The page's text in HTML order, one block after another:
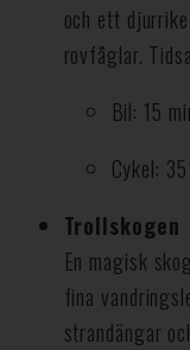
och ett
rovfåglar.
Bil: 15
Cykel:
Trollskogen
En magisk
fina
strandängar